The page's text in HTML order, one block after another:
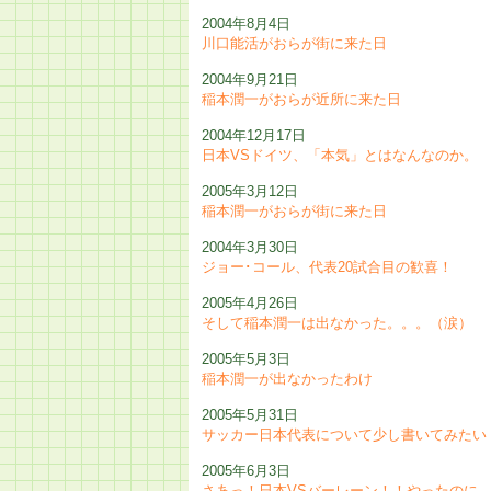
2004年8月4日
川口能活がおらが街に来た日
2004年9月21日
稲本潤一がおらが近所に来た日
2004年12月17日
日本VSドイツ、「本気」とはなんなのか。
2005年3月12日
稲本潤一がおらが街に来た日
2004年3月30日
ジョー･コール、代表20試合目の歓喜！
2005年4月26日
そして稲本潤一は出なかった。。。（涙）
2005年5月3日
稲本潤一が出なかったわけ
2005年5月31日
サッカー日本代表について少し書いてみたい
2005年6月3日